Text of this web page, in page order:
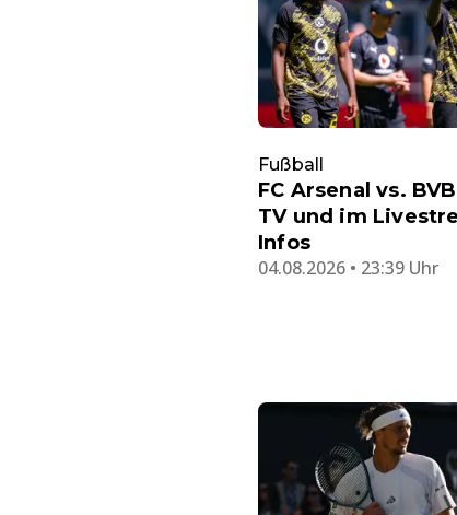
Fußball
FC Arsenal vs.
TV und im
Infos
04.08.2026 • 23:39 Uhr